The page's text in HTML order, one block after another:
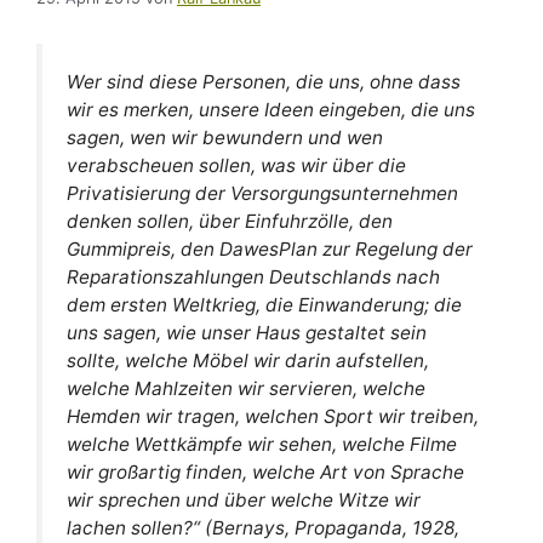
Wer sind diese Personen, die uns, ohne dass
wir es merken, unsere Ideen eingeben, die uns
sagen, wen wir bewundern und wen
verabscheu­en sollen, was wir über die
Privatisierung der Versorgungsunternehmen
denken sollen, über Einfuhrzölle, den
Gummipreis, den Dawes­Plan zur Regelung der
Reparationszahlungen Deutschlands nach
dem ersten Weltkrieg, die Einwanderung; die
uns sagen, wie unser Haus gestaltet sein
sollte, welche Möbel wir darin aufstellen,
welche Mahlzeiten wir servieren, welche
Hemden wir tragen, welchen Sport wir treiben,
wel­che Wettkämpfe wir sehen, welche Filme
wir großartig finden, welche Art von Sprache
wir sprechen und über welche Witze wir
lachen sollen?“ (Bernays, Propaganda, 1928,